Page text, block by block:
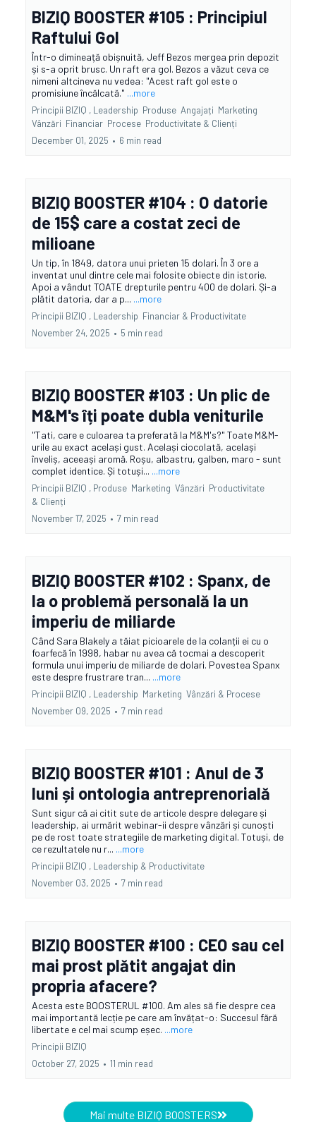
BIZIQ BOOSTER #105 : Principiul
Raftului Gol
Într-o dimineață obișnuită, Jeff Bezos mergea prin depozit
și s-a oprit brusc. Un raft era gol. Bezos a văzut ceva ce
nimeni altcineva nu vedea: "Acest raft gol este o
promisiune încălcată." ...more
Principii BIZIQ , Leadership Produse Angajați Marketing
Vânzări Financiar Procese Productivitate & Clienți
December 01, 2025 • 6 min read
BIZIQ BOOSTER #104 : O datorie
de 15$ care a costat zeci de
milioane
Un tip, în 1849, datora unui prieten 15 dolari. În 3 ore a
inventat unul dintre cele mai folosite obiecte din istorie.
Apoi a vândut TOATE drepturile pentru 400 de dolari. Și-a
plătit datoria, dar a p... ...more
Principii BIZIQ , Leadership Financiar & Productivitate
November 24, 2025 • 5 min read
BIZIQ BOOSTER #103 : Un plic de
M&M's îți poate dubla veniturile
"Tati, care e culoarea ta preferată la M&M's?" Toate M&M-
urile au exact același gust. Același ciocolată, același
înveliș, aceeași aromă. Roșu, albastru, galben, maro - sunt
complet identice. Și totuși... ...more
Principii BIZIQ , Produse Marketing Vânzări Productivitate
& Clienți
November 17, 2025 • 7 min read
BIZIQ BOOSTER #102 : Spanx, de
la o problemă personală la un
imperiu de miliarde
Când Sara Blakely a tăiat picioarele de la colanții ei cu o
foarfecă în 1998, habar nu avea că tocmai a descoperit
formula unui imperiu de miliarde de dolari. Povestea Spanx
este despre frustrare tran... ...more
Principii BIZIQ , Leadership Marketing Vânzări & Procese
November 09, 2025 • 7 min read
BIZIQ BOOSTER #101 : Anul de 3
luni și ontologia antreprenorială
Sunt sigur că ai citit sute de articole despre delegare și
leadership, ai urmărit webinar-ii despre vânzări și cunoști
pe de rost toate strategiile de marketing digital. Totuși, de
ce rezultatele nu r... ...more
Principii BIZIQ , Leadership & Productivitate
November 03, 2025 • 7 min read
BIZIQ BOOSTER #100 : CEO sau cel
mai prost plătit angajat din
propria afacere?
Acesta este BOOSTERUL #100. Am ales să fie despre cea
mai importantă lecție pe care am învățat-o: Succesul fără
libertate e cel mai scump eșec. ...more
Principii BIZIQ
October 27, 2025 • 11 min read
Mai multe BIZIQ BOOSTERS